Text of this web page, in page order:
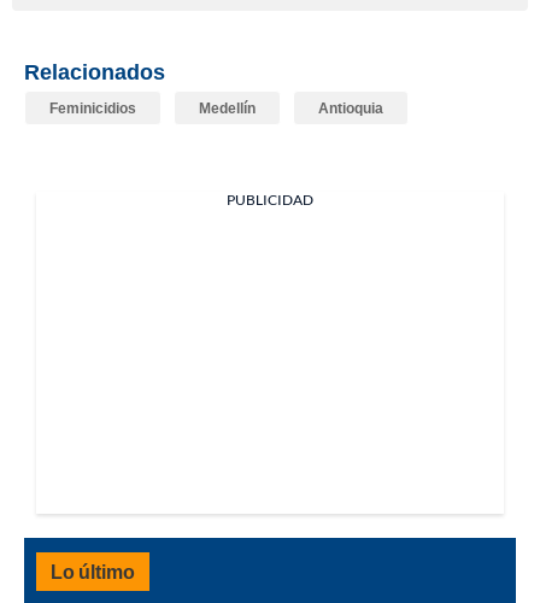
Relacionados
Feminicidios Medellín Antioquia
PUBLICIDAD
Lo último